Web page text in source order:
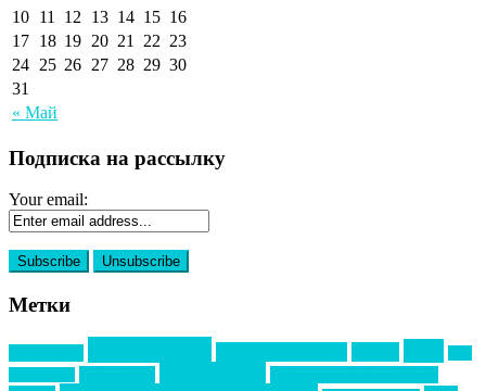
« Май
10 11 12 13 14 15 16
17 18 19 20 21 22 23
24 25 26 27 28 29 30
31
Подписка на рассылку
Your email:
Метки